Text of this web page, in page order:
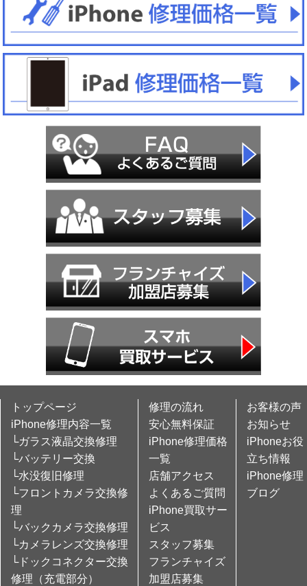
トップページ
iPhone修理内容一覧
└ガラス液晶交換修理
└バッテリー交換
└水没復旧修理
└フロントカメラ交換修
理
└バックカメラ交換修理
└カメラレンズ交換修理
└ドックコネクター交換
修理（充電部分）
修理の流れ
安心無料保証
iPhone修理価格
一覧
店舗アクセス
よくあるご質問
iPhone買取サー
ビス
スタッフ募集
フランチャイズ
加盟店募集
お客様の声
お知らせ
iPhoneお役
立ち情報
iPhone修理
ブログ